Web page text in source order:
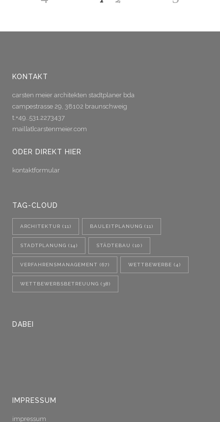
KONTAKT
carsten meier architekten stadtplaner bda
campestrasse 29, 38102 braunschweig
t.+49..531.2273437
mail[at]carstenmeier.com
ODER DIREKT HIER
kontaktformular
TAG-CLOUD
ARCHITEKTUR (11) BAULEITPLANUNG (11)
STADTPLANUNG (14) STÄDTEBAU (10)
VERFAHRENSMANAGEMENT (67) WETTBEWERBE (4)
WETTBEWERBSBETREUUNG (38)
DABEI
IMPRESSUM
impressum